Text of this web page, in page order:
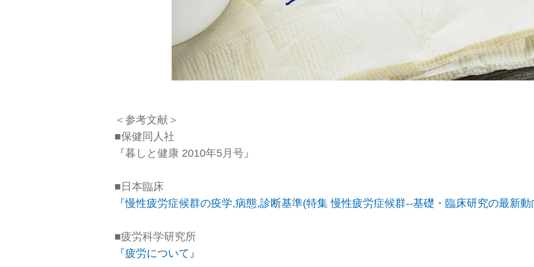
＜参考文献＞
■保健同人社
『暮しと健康 2010年5月号』
■日本臨床
『慢性疲労症候群の疫学,病態,診断基準(特集 慢性疲労症候群--基礎・臨床研究の最新動
■疲労科学研究所
『疲労について』